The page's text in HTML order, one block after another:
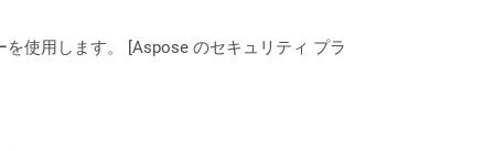
使用します。 [Aspose のセキュリティ プラ